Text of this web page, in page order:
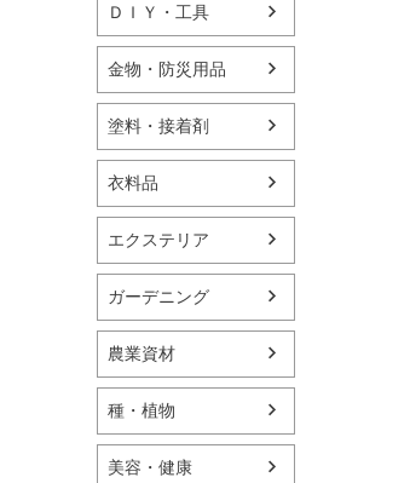
ＤＩＹ・工具
金物・防災用品
塗料・接着剤
衣料品
エクステリア
ガーデニング
農業資材
種・植物
美容・健康